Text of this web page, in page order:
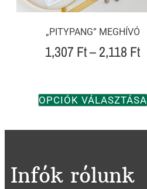
„PITYPANG” MEGHÍVÓ
1,307Ft–2,118 Ft
OPCIÓK VÁLASZTÁSA
Infók rólunk